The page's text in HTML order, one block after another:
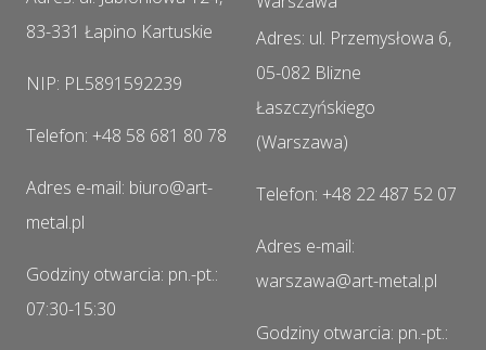
83-331 Łapino Kartuskie
NIP: PL5891592239
Telefon: +48 58 681 80 78
Adres e-mail: biuro@art-
metal.pl
Godziny otwarcia: pn.-pt.:
07:30-15:30
Adres: ul. Przemysłowa 6,
05-082 Blizne
Łaszczyńskiego
(Warszawa)
Telefon: +48 22 487 52 07
Adres e-mail:
warszawa@art-metal.pl
Godziny otwarcia: pn.-pt.: